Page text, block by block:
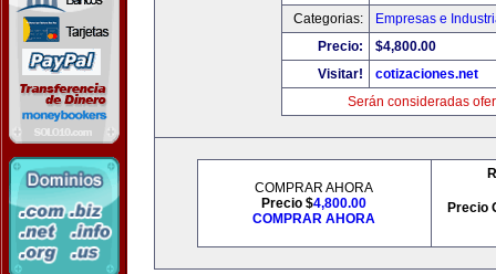
Categorias:
Empresas e
Precio:
$4,800.00
Visitar!
cotizaciones.net
Serán consideradas
COMPRAR AHORA
Precio $4,800.00
COMPRAR AHORA
Precio